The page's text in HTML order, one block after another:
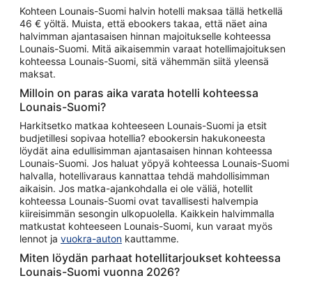
Kohteen Lounais-Suomi halvin hotelli maksaa tällä hetkellä
46 € yöltä. Muista, että ebookers takaa, että näet aina
halvimman ajantasaisen hinnan majoitukselle kohteessa
Lounais-Suomi. Mitä aikaisemmin varaat hotellimajoituksen
kohteessa Lounais-Suomi, sitä vähemmän siitä yleensä
maksat.
Milloin on paras aika varata hotelli kohteessa
Lounais-Suomi?
Harkitsetko matkaa kohteeseen Lounais-Suomi ja etsit
budjetillesi sopivaa hotellia? ebookersin hakukoneesta
löydät aina edullisimman ajantasaisen hinnan kohteessa
Lounais-Suomi. Jos haluat yöpyä kohteessa Lounais-Suomi
halvalla, hotellivaraus kannattaa tehdä mahdollisimman
aikaisin. Jos matka-ajankohdalla ei ole väliä, hotellit
kohteessa Lounais-Suomi ovat tavallisesti halvempia
kiireisimmän sesongin ulkopuolella. Kaikkein halvimmalla
matkustat kohteeseen Lounais-Suomi, kun varaat myös
lennot ja vuokra-auton kauttamme.
Miten löydän parhaat hotellitarjoukset kohteessa
Lounais-Suomi vuonna 2026?